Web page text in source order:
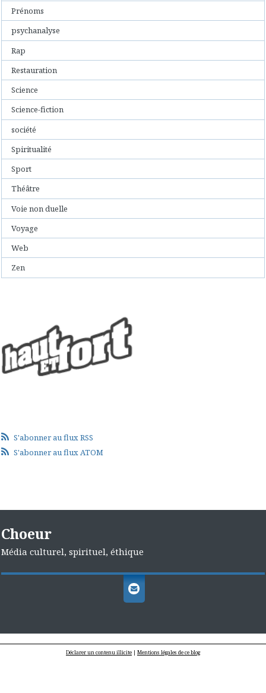
Prénoms
psychanalyse
Rap
Restauration
Science
Science-fiction
société
Spiritualité
Sport
Théâtre
Voie non duelle
Voyage
Web
Zen
S'abonner au flux RSS
S'abonner au flux ATOM
Choeur
Média culturel, spirituel, éthique
Déclarer un contenu illicite | Mentions légales de ce blog